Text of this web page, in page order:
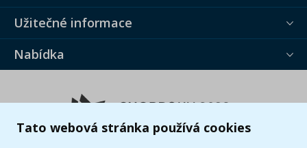
Tato webová stránka používá cookies
Užitečné informace
Nabídka